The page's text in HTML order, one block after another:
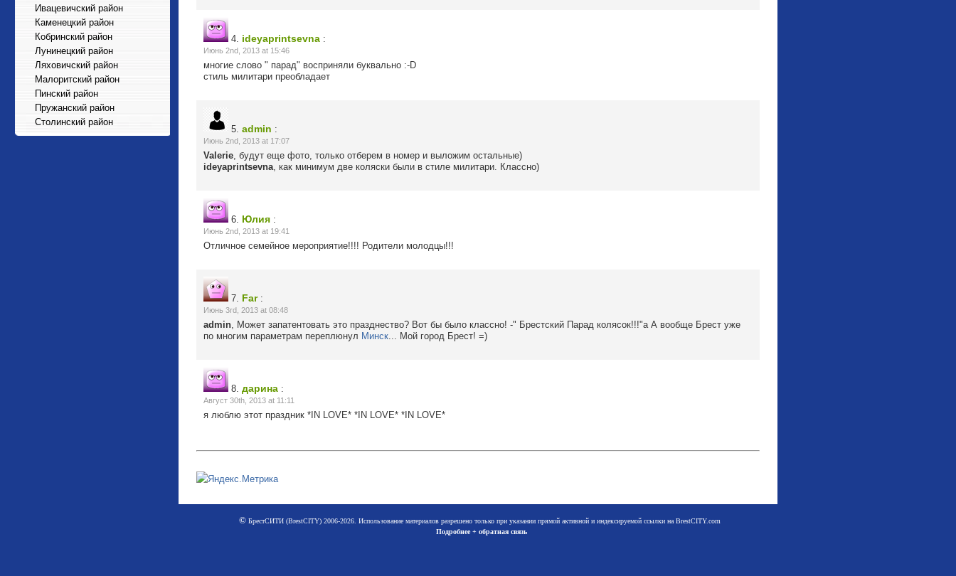
Ивацевичский район
Каменецкий район
Кобринский район
Лунинецкий район
Ляховичский район
Малоритский район
Пинский район
Пружанский район
Столинский район
4. ideyaprintsevna :
Июнь 2nd, 2013 at 15:46
многие слово " парад" восприняли буквально :-D
стиль милитари преобладает
5. admin :
Июнь 2nd, 2013 at 17:07
Valerie, будут еще фото, только отберем в номер и выложим остальные)
ideyaprintsevna, как минимум две коляски были в стиле милитари. Классно)
6. Юлия :
Июнь 2nd, 2013 at 19:41
Отличное семейное мероприятие!!!! Родители молодцы!!!
7. Far:
Июнь 3rd, 2013 at 08:48
admin, Может запатентовать это празднество? Вот бы было классно! -" Брестский Парад колясок!!!"а А вообще Брест уже
по многим параметрам переплюнул Минск... Мой город Брест! =)
8. дарина :
Август 30th, 2013 at 11:11
я люблю этот праздник *IN LOVE* *IN LOVE* *IN LOVE*
©БрестСИТИ (BrestCITY) 2006-2026. Использование материалов разрешено только при указании прямой активной и индексируемой ссылки на BrestCITY.com
Подробнее + обратная связь